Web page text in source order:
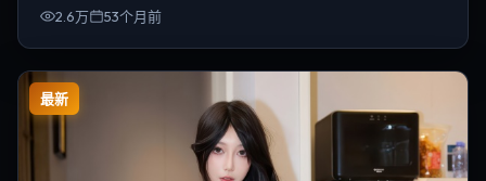
2.6万 53个月前
最新